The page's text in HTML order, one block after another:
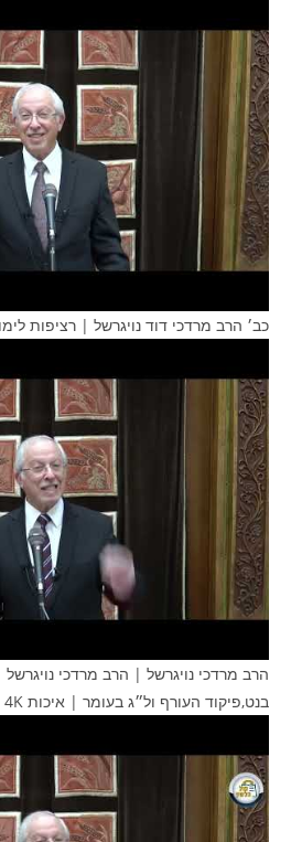
כב׳ הרב מרדכי דוד נויגרשל | רציפות
הרב מרדכי נויגרשל | הרב מרדכי
בנט,פיקוד העורף ול״ג בעומר | איכות 4K